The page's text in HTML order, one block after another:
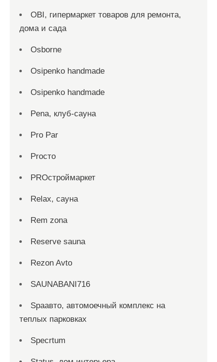
OBI, гипермаркет товаров для ремонта,
дома и сада
Osborne
Osipenko handmade
Osipenko handmade
Pena, клуб-сауна
Pro Par
Proсто
PROстроймаркет
Relax, сауна
Rem zona
Reserve sauna
Rezon Avto
SAUNABANI716
Spaавто, автомоечный комплекс на
теплых парковках
Specrtum